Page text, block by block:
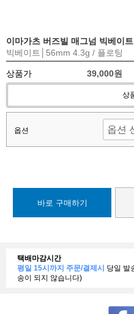
이마가츠 버즈빌 매그넘 빅베이
빅베이트│56mm 4.3g / 플로팅
상품가 39,000원
상
옵션
바로 구매하기
택배마감시간
평일 15시까지 주문/결제시 당일 발
송이 되지 않습니다)